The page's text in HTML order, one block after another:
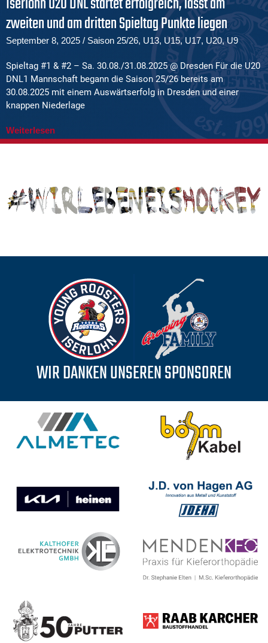
zweiten und am dritten Spieltag Punkte liegen
September 8, 2025 / Saison 25/26, U13, U15,U17, U20,U9
Spieltag #1 & #2 – Sa. 30.08./31.08.2025 @ Dresden Für die U20
DNL1 Mannschaft begann die Saison 25/26 bereits am
30.08.2025 mit einem Auswärtserfolg in Dresden und einer
knappen Niederlage
Weiterlesen
WIR DANKEN UNSEREN SPONSOREN